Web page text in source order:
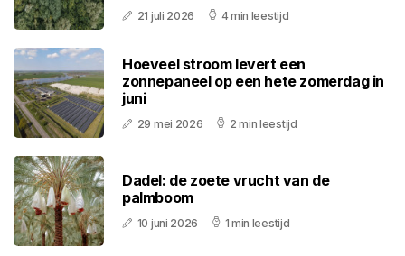
21 juli 2026 4 min leestijd
Hoeveel stroom levert een
zonnepaneel op een hete zomerdag in
juni
29 mei 2026 2 min leestijd
Dadel: de zoete vrucht van de
palmboom
10 juni 2026 1 min leestijd